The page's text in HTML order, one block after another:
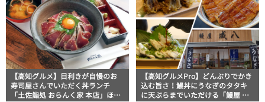
【高知グルメ】目利きが自慢のお
寿司屋さんでいただく丼ランチ
「土佐鮨処 おらんく家 本店」ほっ
【高知グルメPro】どんぶりでかき
込む旨さ！鰻丼にうなぎのタタキ
に天ぷらまでいただける「鰻屋 成